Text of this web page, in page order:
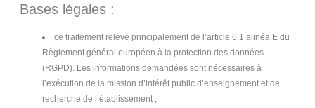
Bases légales :
ce traitement relève principalement de l’article 6.1 alinéa E du
Règlement général européen à la protection des données
(RGPD). Les informations demandées sont nécessaires à
l’exécution de la mission d’intérêt public d’enseignement et de
recherche de l’établissement ;